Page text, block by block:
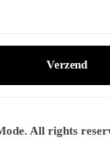
All rights